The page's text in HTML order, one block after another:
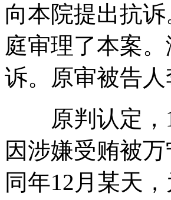
向本院提出抗
庭审理了本案
诉。原审被告
原判认定，
因涉嫌受贿被
同年12月某天